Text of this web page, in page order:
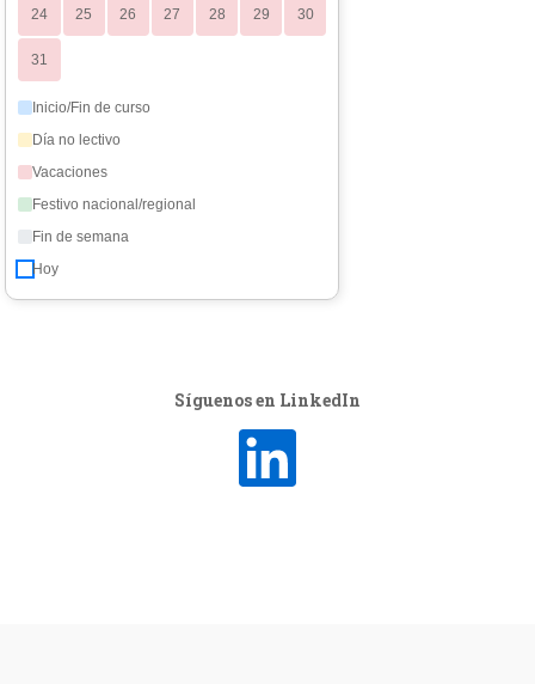
24 25 26 27 28 29 30
31
Inicio/Fin de curso
Día no lectivo
Vacaciones
Festivo nacional/regional
Fin de semana
Hoy
Síguenos en LinkedIn